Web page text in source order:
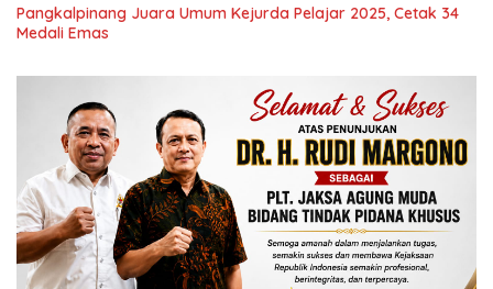
Pangkalpinang Juara Umum Kejurda Pelajar 2025, Cetak 34
Medali Emas